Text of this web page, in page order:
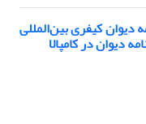
دیوان کیفری بین‌المللی
دیوان در کامپالا